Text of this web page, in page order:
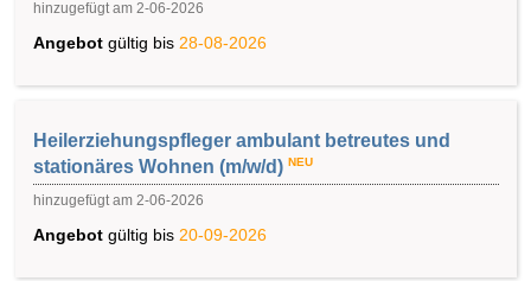
hinzugefügt am 2-06-2026
Angebot gültig bis 28-08-2026
Heilerziehungspfleger ambulant betreutes und
stationäres Wohnen (m/w/d) NEU
hinzugefügt am 2-06-2026
Angebot gültig bis 20-09-2026